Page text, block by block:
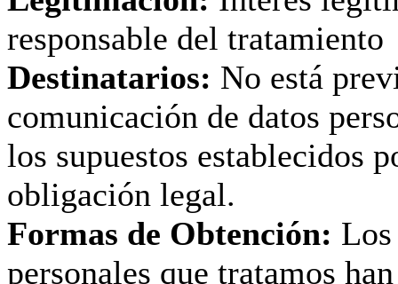
responsable del tratamiento
Destinatarios: No está
comunicación de datos
los supuestos establecidos
obligación legal.
Formas de Obtención:
personales que tratamos